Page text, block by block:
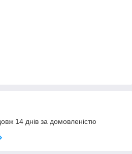
14 днів за домовленістю